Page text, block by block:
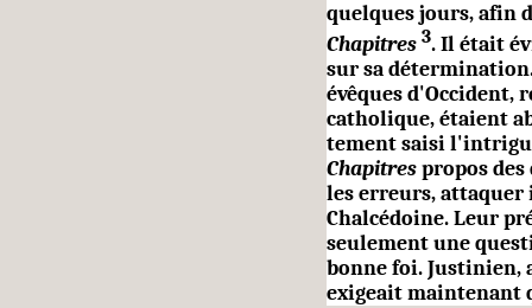
quelques jours, afin
Chapitres 3. Il était
sur sa
évêques d'Occident,
catholique, étaient
tement saisi
Chapitrespropos
les erreurs,
Chalcédoine. Leur
seulement une
bonne foi. Justinien,
exigeait maintenant